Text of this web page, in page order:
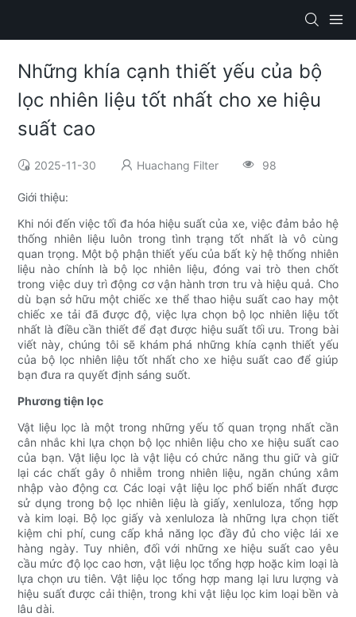
Những khía cạnh thiết yếu của bộ
lọc nhiên liệu tốt nhất cho xe hiệu
suất cao
2025-11-30 Huachang Filter 98
Giới thiệu:
Khi nói đến việc tối đa hóa hiệu suất của xe, việc đảm bảo hệ
thống nhiên liệu luôn trong tình trạng tốt nhất là vô cùng
quan trọng. Một bộ phận thiết yếu của bất kỳ hệ thống nhiên
liệu nào chính là bộ lọc nhiên liệu, đóng vai trò then chốt
trong việc duy trì động cơ vận hành trơn tru và hiệu quả. Cho
dù bạn sở hữu một chiếc xe thể thao hiệu suất cao hay một
chiếc xe tải đã được độ, việc lựa chọn bộ lọc nhiên liệu tốt
nhất là điều cần thiết để đạt được hiệu suất tối ưu. Trong bài
viết này, chúng tôi sẽ khám phá những khía cạnh thiết yếu
của bộ lọc nhiên liệu tốt nhất cho xe hiệu suất cao để giúp
bạn đưa ra quyết định sáng suốt.
Phương tiện lọc
Vật liệu lọc là một trong những yếu tố quan trọng nhất cần
cân nhắc khi lựa chọn bộ lọc nhiên liệu cho xe hiệu suất cao
của bạn. Vật liệu lọc là vật liệu có chức năng thu giữ và giữ
lại các chất gây ô nhiễm trong nhiên liệu, ngăn chúng xâm
nhập vào động cơ. Các loại vật liệu lọc phổ biến nhất được
sử dụng trong bộ lọc nhiên liệu là giấy, xenluloza, tổng hợp
và kim loại. Bộ lọc giấy và xenluloza là những lựa chọn tiết
kiệm chi phí, cung cấp khả năng lọc đầy đủ cho việc lái xe
hàng ngày. Tuy nhiên, đối với những xe hiệu suất cao yêu
cầu mức độ lọc cao hơn, vật liệu lọc tổng hợp hoặc kim loại là
lựa chọn ưu tiên. Vật liệu lọc tổng hợp mang lại lưu lượng và
hiệu suất được cải thiện, trong khi vật liệu lọc kim loại bền và
lâu dài.